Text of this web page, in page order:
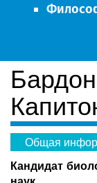
Общая
Кандидат